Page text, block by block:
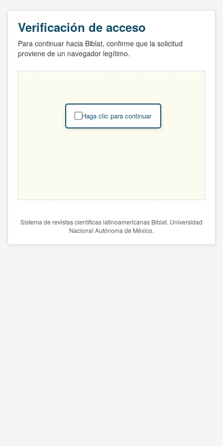
Verificación de acceso
Para continuar hacia Biblat, confirme que la solicitud
proviene de un navegador legítimo.
Haga clic para continuar
Sistema de revistas científicas latinoamericanas Biblat. Universidad
Nacional Autónoma de México.